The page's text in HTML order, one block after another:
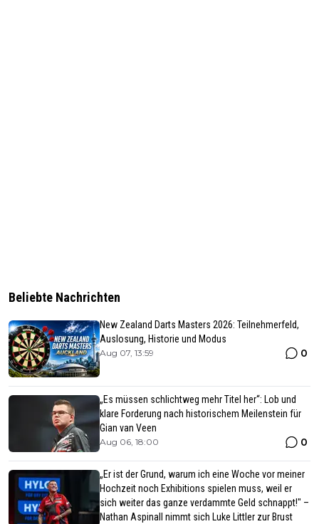
Beliebte Nachrichten
New Zealand Darts Masters 2026: Teilnehmerfeld,
Auslosung, Historie und Modus
Aug 07, 13:59 0
„Es müssen schlichtweg mehr Titel her“: Lob und
klare Forderung nach historischem Meilenstein für
Gian van Veen
Aug 06, 18:00 0
„Er ist der Grund, warum ich eine Woche vor meiner
Hochzeit noch Exhibitions spielen muss, weil er
sich weiter das ganze verdammte Geld schnappt!" –
Nathan Aspinall nimmt sich Luke Littler zur Brust